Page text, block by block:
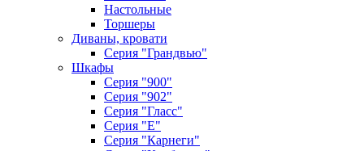
Настольные
Торшеры
Диваны, кровати
Серия "Грандвью"
Шкафы
Серия "900"
Серия "902"
Серия "Гласс"
Серия "Е"
Серия "Карнеги"